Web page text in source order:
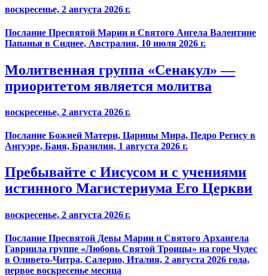
воскресенье, 2 августа 2026 г.
Послание Пресвятой Марии и Святого Ангела Валентине
Папанья в Сиднее, Австралия, 10 июля 2026 г.
Молитвенная группа «Сенакул» —
приоритетом является молитва
воскресенье, 2 августа 2026 г.
Послание Божией Матери, Царицы Мира, Педро Регису в
Ангуэре, Баия, Бразилия, 1 августа 2026 г.
Пребывайте с Иисусом и с учениями
истинного Магистериума Его Церкви
воскресенье, 2 августа 2026 г.
Послание Пресвятой Девы Марии и Святого Архангела
Гавриила группе «Любовь Святой Троицы» на горе Чудес
в Оливето-Читра, Салерно, Италия, 2 августа 2026 года,
первое воскресенье месяца